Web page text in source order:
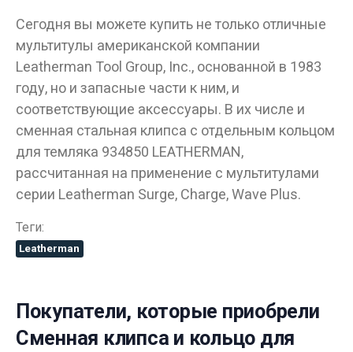
Сегодня вы можете купить не только отличные
мультитулы американской компании
Leatherman Tool Group, Inc., основанной в 1983
году, но и запасные части к ним, и
соответствующие аксессуары. В их числе и
сменная стальная клипса с отдельным кольцом
для темляка 934850 LEATHERMAN,
рассчитанная на применение с мультитулами
серии Leatherman Surge, Charge, Wave Plus.
Теги:
Leatherman
Покупатели, которые приобрели
Сменная клипса и кольцо для
Данные товары продаются лицам,
достигшим 18 лет!
Вам исполнилось 18 лет?